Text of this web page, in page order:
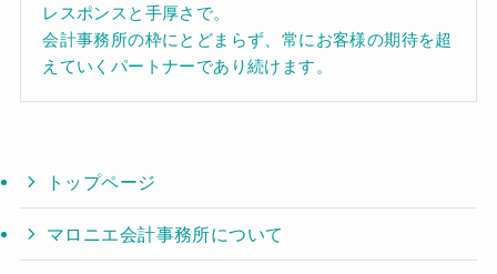
レスポンスと手厚さで。
会計事務所の枠にとどまらず、常にお客様の期待を超
えていくパートナーであり続けます。
トップページ
マロニエ会計事務所について